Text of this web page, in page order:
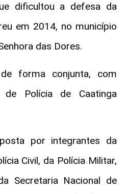
dificultou a defesa da
em 2014, no município
das Dores.
forma conjunta, com
de Polícia de Caatinga
por integrantes da
Civil, da Polícia Militar,
Secretaria Nacional de